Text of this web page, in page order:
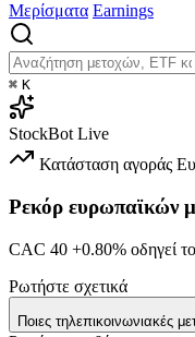
Μερίσματα Earnings
⌘ K
StockBot Live
Κατάσταση αγοράς
Ρεκόρ ευρωπαϊκών
CAC 40 +0.80% οδηγεί
Ρωτήστε σχετικά
Ποιες τηλεπικοινωνιακές